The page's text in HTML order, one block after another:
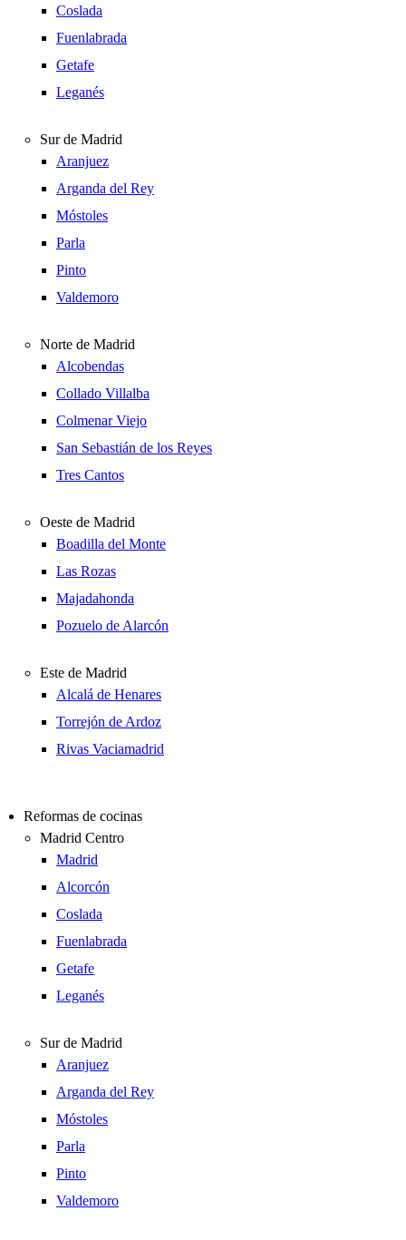
Coslada
Fuenlabrada
Getafe
Leganés
Sur de Madrid
Aranjuez
Arganda del Rey
Móstoles
Parla
Pinto
Valdemoro
Norte de Madrid
Alcobendas
Collado Villalba
Colmenar Viejo
San Sebastián de los Reyes
Tres Cantos
Oeste de Madrid
Boadilla del Monte
Las Rozas
Majadahonda
Pozuelo de Alarcón
Este de Madrid
Alcalá de Henares
Torrejón de Ardoz
Rivas Vaciamadrid
Reformas de cocinas
Madrid Centro
Madrid
Alcorcón
Coslada
Fuenlabrada
Getafe
Leganés
Sur de Madrid
Aranjuez
Arganda del Rey
Móstoles
Parla
Pinto
Valdemoro